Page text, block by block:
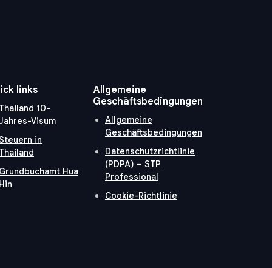
links
Thailand 10-
Visum
in
Thailand
Grundbuchamt Hua
Hin
Allgemeine
Geschäftsbedingungen
Allgemeine
Geschäftsbedingungen
Datenschutzrichtlinie
(PDPA) – STP
Professional
Cookie-Richtlinie